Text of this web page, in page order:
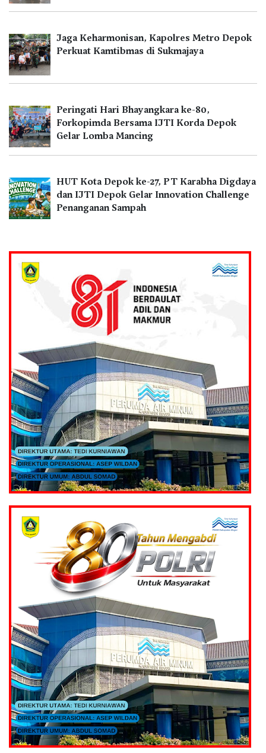
Jaga Keharmonisan, Kapolres Metro Depok
Perkuat Kamtibmas di Sukmajaya
Peringati Hari Bhayangkara ke-80,
Forkopimda Bersama IJTI Korda Depok
Gelar Lomba Mancing
HUT Kota Depok ke-27, PT Karabha Digdaya
dan IJTI Depok Gelar Innovation Challenge
Penanganan Sampah